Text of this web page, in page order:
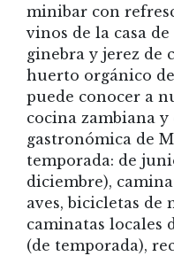
minibar con
vinos de la casa
ginebra y jerez de
huerto orgánico
puede conocer a
cocina zambiana
gastronómica de
temporada: de
diciembre),
aves, bicicletas de
caminatas locales
(de temporada),